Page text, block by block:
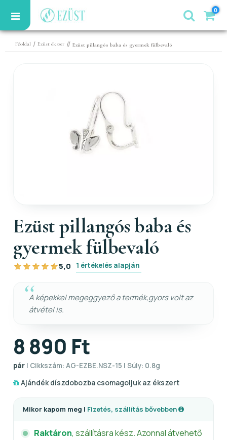
0
Főoldal / Ezüst ékszer // Ezüst pillangós baba és gyermek fülbevaló
Ezüst pillangós baba és
gyermek fülbevaló
5,0 1 értékelés alapján
A képekkel megeggyező a termék,gyors volt az
átvétel is.
8 890 Ft
pár | Cikkszám: AG-EZBE.NSZ-15 | Súly: 0.8g
Ajándék díszdobozba csomagoljuk az ékszert
Mikor kapom meg | Fizetés, szállítás bővebben
Raktáron, szállításra kész. Azonnal átvehető